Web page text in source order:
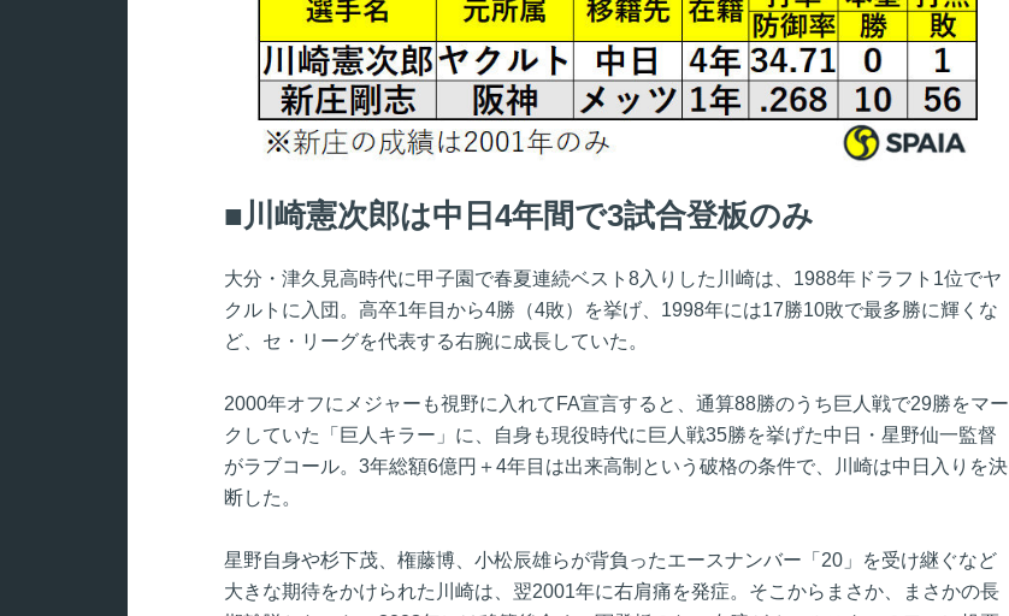
川崎憲次郎は中日4年間で3試合登板のみ
大分・津久見高時代に甲子園で春夏連続ベスト8入りした川崎は、1988年ドラフト1位でヤ
クルトに入団。高卒1年目から4勝（4敗）を挙げ、1998年には17勝10敗で最多勝に輝くな
ど、セ・リーグを代表する右腕に成長していた。
2000年オフにメジャーも視野に入れてFA宣言すると、通算88勝のうち巨人戦で29勝をマー
クしていた「巨人キラー」に、自身も現役時代に巨人戦35勝を挙げた中日・星野仙一監督
がラブコール。3年総額6億円＋4年目は出来高制という破格の条件で、川崎は中日入りを決
断した。
星野自身や杉下茂、権藤博、小松辰雄らが背負ったエースナンバー「20」を受け継ぐなど
大きな期待をかけられた川崎は、翌2001年に右肩痛を発症。そこからまさか、まさかの長